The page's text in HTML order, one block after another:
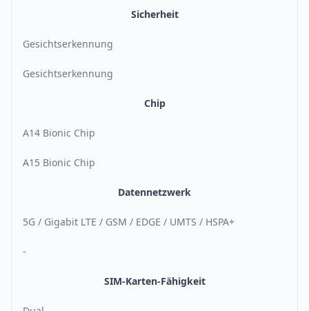
Sicherheit
Gesichtserkennung
Gesichtserkennung
Chip
A14 Bionic Chip
A15 Bionic Chip
Datennetzwerk
5G / Gigabit LTE / GSM / EDGE / UMTS / HSPA+
-
SIM-Karten-Fähigkeit